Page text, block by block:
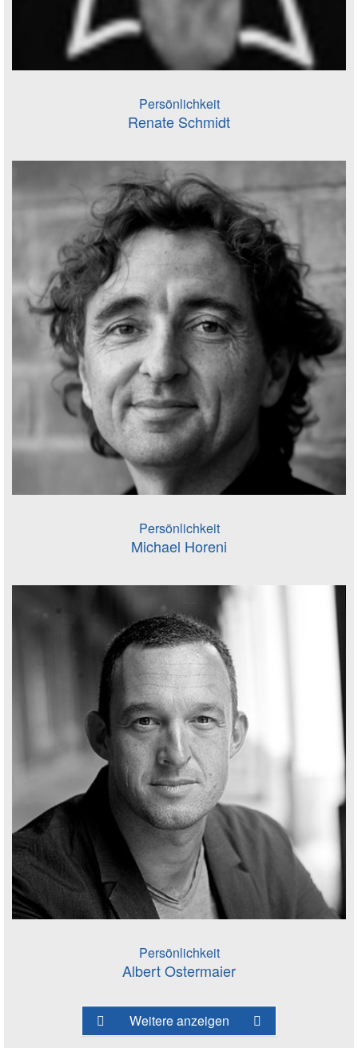
Persönlichkeit
Renate Schmidt
Persönlichkeit
Michael Horeni
Persönlichkeit
Albert Ostermaier
Weitere anzeigen